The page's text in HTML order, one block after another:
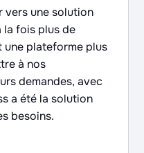
vers une solution
la fois plus de
une plateforme plus
à nos
demandes, avec
a été la solution
besoins.